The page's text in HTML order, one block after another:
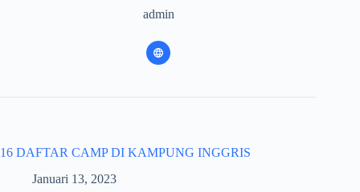
admin
16 DAFTAR CAMP DI KAMPUNG INGGRIS
Januari 13, 2023